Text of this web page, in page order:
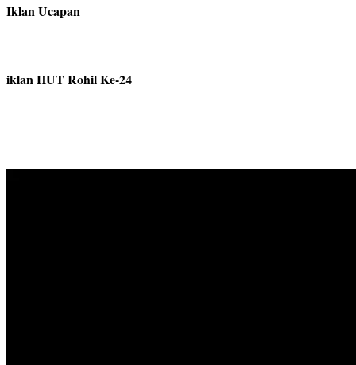
Iklan Ucapan
iklan HUT Rohil Ke-24